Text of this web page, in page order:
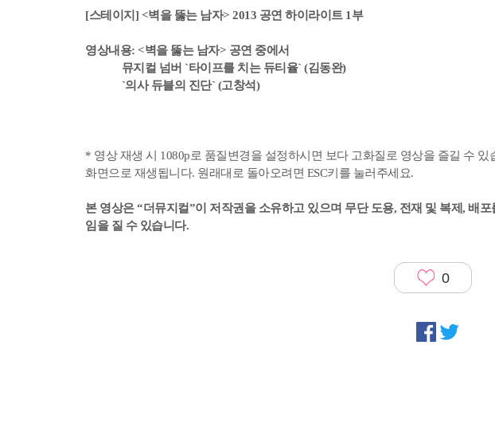
[스테이지] <벽을 뚫는 남자> 2013 공연 하이라이트 1부
영상내용: <벽을 뚫는 남자> 공연 중에서
뮤지컬 넘버 `타이프를 치는 듀티율` (김동완)
`의사 듀블의 진단` (고창석)
* 영상 재생 시 1080p로 품질변경을 설정하시면 보다 고화질로 영상을 즐길 수
화면으로 재생됩니다. 원래대로 돌아오려면 ESC키를 눌러주세요.
본 영상은 “더뮤지컬”이 저작권을 소유하고 있으며 무단 도용, 전재 및 복제, 배
임을 질 수 있습니다.
0